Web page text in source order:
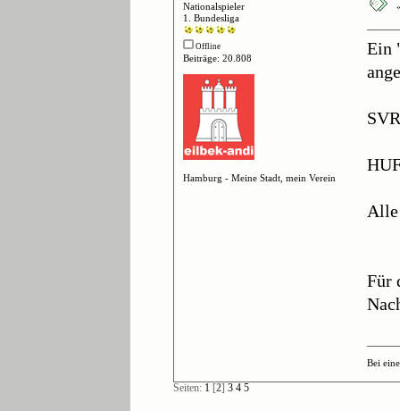
Nationalspieler
1. Bundesliga
Offline
Beiträge: 20.808
Hamburg - Meine Stadt, mein Verein
Ein
Alle
Für
Bei
Seiten: 1[2] 3 4 5